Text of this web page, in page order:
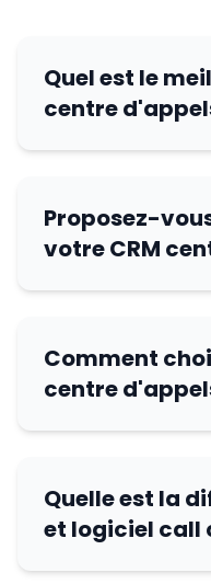
Services
Installation
Services
Offshoring Call
Créer
Quel est le
centre
Proposez-
votre CRM
Comment
centre
Quelle est la
et logiciel call